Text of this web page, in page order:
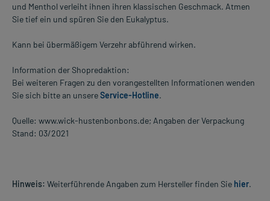
und Menthol verleiht ihnen ihren klassischen Geschmack. Atmen
Sie tief ein und spüren Sie den Eukalyptus.
Kann bei übermäßigem Verzehr abführend wirken.
Information der Shopredaktion:
Bei weiteren Fragen zu den vorangestellten Informationen wenden
Sie sich bitte an unsereService-Hotline.
Quelle: www.wick-hustenbonbons.de; Angaben der Verpackung
Stand: 03/2021
Hinweis: Weiterführende Angaben zum Hersteller finden Sie hier.